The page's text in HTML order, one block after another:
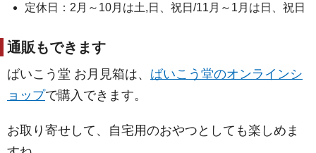
定休日：2月～10月は土,日、祝日/11月～1月は日、祝日
通販もできます
ばいこう堂 お月見箱は、 ばいこう堂のオンラインシ
ョップで購入できます。
お取り寄せして、自宅用のおやつとしても楽しめま